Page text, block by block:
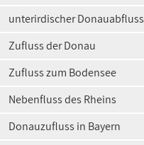
unterirdischer Donauabfluss
Zufluss der Donau
Zufluss zum Bodensee
Nebenfluss des Rheins
Donauzufluss in Bayern